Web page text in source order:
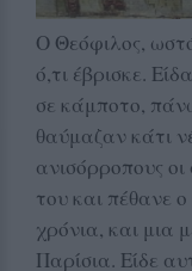
Ο Θεόφιλος,
ό,τι έβρισκε.
σε κάμποτο,
θαύμαζαν κάτι
ανισόρροπους
του και πέθανε
χρόνια, και μια
Παρίσια. Είδε